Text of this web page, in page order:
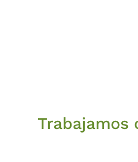
Trabajamos